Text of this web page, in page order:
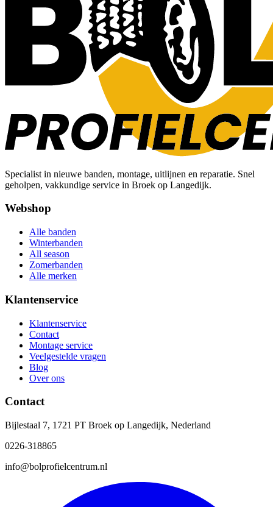
Specialist in nieuwe banden, montage, uitlijnen en reparatie. Snel
geholpen, vakkundige service in Broek op Langedijk.
Webshop
Alle banden
Winterbanden
All season
Zomerbanden
Alle merken
Klantenservice
Klantenservice
Contact
Montage service
Veelgestelde vragen
Blog
Over ons
Contact
Bijlestaal 7, 1721 PT Broek op Langedijk, Nederland
0226-318865
info@bolprofielcentrum.nl